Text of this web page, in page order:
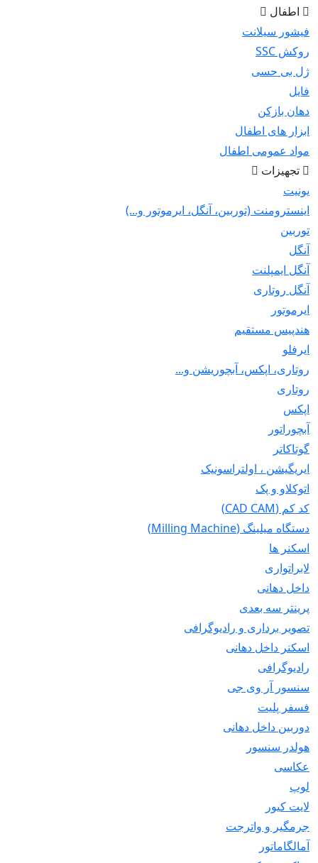
اطفال
فیشور سیلانت
روکش SSC
ژل بی حسی
فایل
دهان بازکن
ابزار های اطفال
مواد عمومی اطفال
تجهیزات
یونیت
اینسترومنت (توربین، آنگل، ایرموتور و...)
توربین
آنگل
آنگل ایمپلنت
آنگل روتاری
ایرموتور
هندپیس مستقیم
ایرفلو
روتاری، اپکس، آبچوریشن و...
روتاری
اپکس
آبچوراتور
گوتاکاتر
ایریگیشن ، اولتراسونیک
اتوکلاو و پک
کد کم (CAD CAM)
دستگاه میلینگ (Milling Machine)
اسکنر ها
لابراتواری
داخل دهانی
پرینتر سه بعدی
تصویر برداری و رادیوگرافی
اسکنر داخل دهانی
رادیوگرافی
سنسور آر وی جی
فسفر پلیت
دوربین داخل دهانی
هولدر سنسور
عکاسی
لوپ
لایت کیور
جرمگیر و واترجت
آمالگاماتور